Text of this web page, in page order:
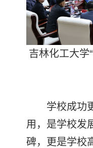
吉林化工大学
学校成功更
用，是学校发
碑，更是学校